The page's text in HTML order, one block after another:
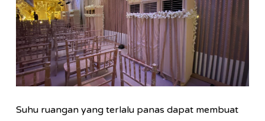
Suhu ruangan yang terlalu panas dapat membuat